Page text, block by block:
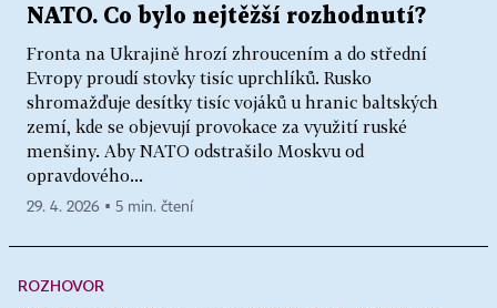
NATO. Co bylo nejtěžší rozhodnutí?
Fronta na Ukrajině hrozí zhroucením a do střední
Evropy proudí stovky tisíc uprchlíků. Rusko
shromažďuje desítky tisíc vojáků u hranic baltských
zemí, kde se objevují provokace za využití ruské
menšiny. Aby NATO odstrašilo Moskvu od
opravdového...
29. 4. 2026 ▪ 5 min. čtení
ROZHOVOR